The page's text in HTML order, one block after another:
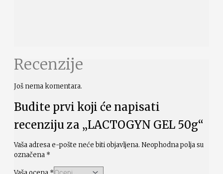
Recenzije
Još nema komentara.
Budite prvi koji će napisati
recenziju za „LACTOGYN GEL 50g“
Vaša adresa e-pošte neće biti objavljena. Neophodna polja su
označena *